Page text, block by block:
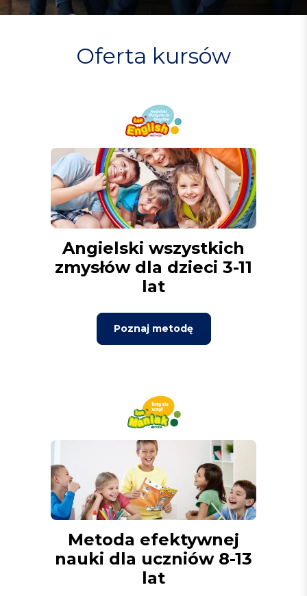
Oferta kursów
Angielski wszystkich
zmysłów dla dzieci 3-11
lat
Poznaj metodę
Metoda efektywnej
nauki dla uczniów 8-13
lat